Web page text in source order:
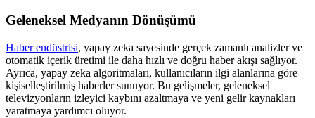
Geleneksel Medyanın Dönüşümü
Haber endüstrisi, yapay zeka sayesinde gerçek zamanlı analizler ve
otomatik içerik üretimi ile daha hızlı ve doğru haber akışı sağlıyor.
Ayrıca, yapay zeka algoritmaları, kullanıcıların ilgi alanlarına göre
kişiselleştirilmiş haberler sunuyor. Bu gelişmeler, geleneksel
televizyonların izleyici kaybını azaltmaya ve yeni gelir kaynakları
yaratmaya yardımcı oluyor.